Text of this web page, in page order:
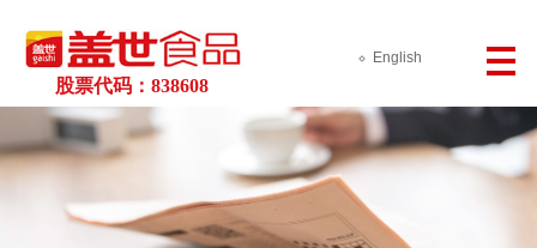
股票代码：838608
English